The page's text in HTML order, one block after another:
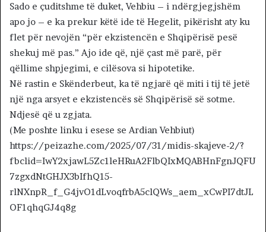
Sado e çuditshme të duket, Vehbiu – i ndërgjegjshëm
apo jo – e ka prekur këtë ide të Hegelit, pikërisht aty ku
flet për nevojën “për ekzistencën e Shqipërisë pesë
shekuj më pas.” Ajo ide që, një çast më parë, për
qëllime shpjegimi, e cilësova si hipotetike.
Në rastin e Skënderbeut, ka të ngjarë që miti i tij të jetë
një nga arsyet e ekzistencës së Shqipërisë së sotme.
Ndjesë që u zgjata.
(Me poshte linku i esese se Ardian Vehbiut)
https://peizazhe.com/2025/07/31/midis-skajeve-2/?
fbclid=IwY2xjawL5Zc1leHRuA2FlbQIxMQABHnFgnJQFU
7zgxdNtGHJX3bIfhQ15-
rlNXnpR_f_G4jvO1dLvoqfrbA5clQWs_aem_xCwPI7dtJL
OF1qhqGJ4q8g